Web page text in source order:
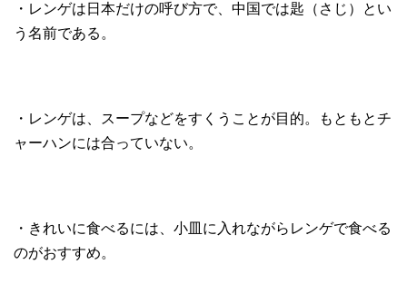
・レンゲは日本だけの呼び方で、中国では匙（さじ）とい
う名前である。
・レンゲは、スープなどをすくうことが目的。もともとチ
ャーハンには合っていない。
・きれいに食べるには、小皿に入れながらレンゲで食べる
のがおすすめ。